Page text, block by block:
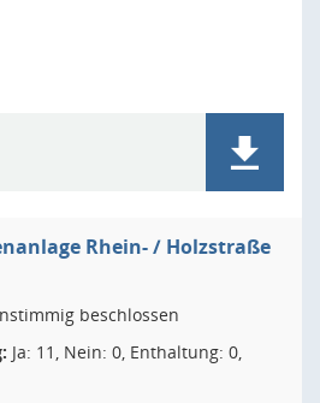
Rhein- / Holzstraße
beschlossen
Ja: 11, Nein: 0, Enthaltung: 0,